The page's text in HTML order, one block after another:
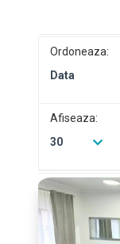
Ordoneaza:
Data
Afiseaza:
30